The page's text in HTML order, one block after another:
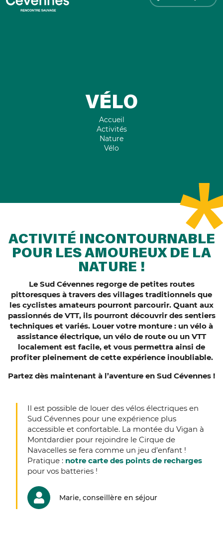
VÉLO
Accueil
Activités
Nature
Vélo
ACTIVITÉ INCONTOURNABLE
POUR LES AMOUREUX DE LA
NATURE !
Le Sud Cévennes regorge de petites routes
pittoresques à travers des villages traditionnels que
les cyclistes amateurs pourront parcourir. Quant aux
passionnés de VTT, ils pourront découvrir des sentiers
techniques et variés. Louer votre monture : un vélo à
assistance électrique, un vélo de route ou un VTT
localement est facile, et vous permettra ainsi de
profiter pleinement de cette expérience inoubliable.
Partez dès maintenant à l’aventure en Sud Cévennes !
Il est possible de louer des vélos électriques en
Sud Cévennes pour une expérience plus
accessible et confortable. La montée du Vigan à
Montdardier pour rejoindre le Cirque de
Navacelles se fera comme un jeu d’enfant !
Pratique : notre carte des points de recharges
pour vos batteries !
Marie, conseillère en séjour